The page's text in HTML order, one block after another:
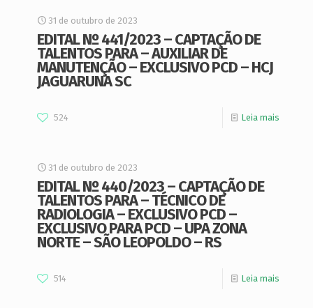
31 de outubro de 2023
EDITAL Nº 441/2023 – CAPTAÇÃO DE
TALENTOS PARA – AUXILIAR DE
MANUTENÇÃO – EXCLUSIVO PCD – HCJ
JAGUARUNA SC
524 Leia mais
31 de outubro de 2023
EDITAL Nº 440/2023 – CAPTAÇÃO DE
TALENTOS PARA – TÉCNICO DE
RADIOLOGIA – EXCLUSIVO PCD –
EXCLUSIVO PARA PCD – UPA ZONA
NORTE – SÃO LEOPOLDO – RS
514 Leia mais